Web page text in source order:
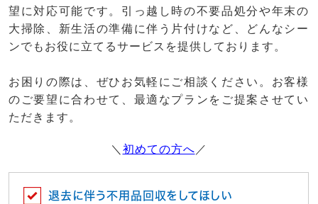
望に対応可能です。引っ越し時の不要品処分や年末の
大掃除、新生活の準備に伴う片付けなど、どんなシー
ンでもお役に立てるサービスを提供しております。
お困りの際は、ぜひお気軽にご相談ください。お客様
のご要望に合わせて、最適なプランをご提案させてい
ただきます。
＼ 初めての方へ ／
退去に伴う不用品回収をしてほしい